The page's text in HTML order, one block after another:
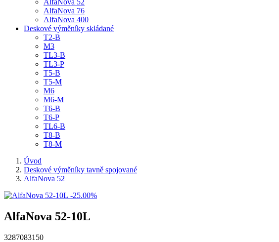
AlfaNova 76
AlfaNova 400
Deskové výměníky skládané
T2-B
M3
TL3-B
TL3-P
T5-B
T5-M
M6
M6-M
T6-B
T6-P
TL6-B
T8-B
T8-M
Úvod
Deskové výměníky tavně spojované
AlfaNova 52
-25.00%
AlfaNova 52-10L
3287083150